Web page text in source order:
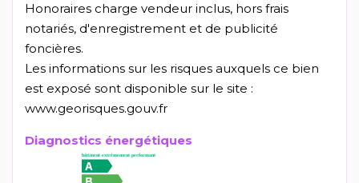
Honoraires charge vendeur inclus, hors frais
notariés, d'enregistrement et de publicité
foncières.
Les informations sur les risques auxquels ce bien
est exposé sont disponible sur le site :
www.georisques.gouv.fr
Diagnostics énergétiques